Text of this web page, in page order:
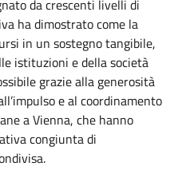
da crescenti livelli di
ha dimostrato come la
in un sostegno tangibile,
istituzioni e della società
grazie alla generosità
e al coordinamento
a Vienna, che hanno
congiunta di